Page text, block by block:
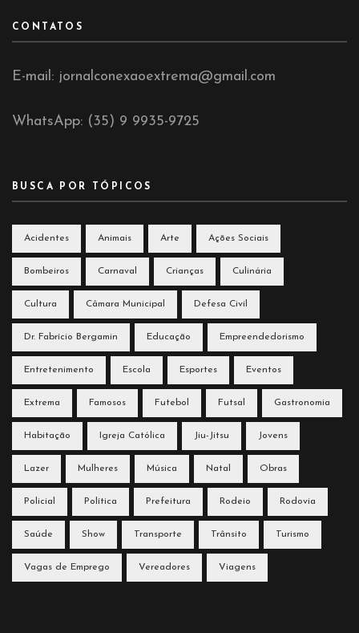
CONTATOS
E-mail: jornalconexaoextrema@gmail.com
WhatsApp: (35) 9 9935-9725
BUSCA POR TÓPICOS
Acidentes Animais Arte Ações Sociais
Bombeiros Carnaval Crianças Culinária
Cultura Câmara Municipal Defesa Civil
Dr. Fabrício Bergamin Educação Empreendedorismo
Entretenimento Escola Esportes Eventos
Extrema Famosos Futebol Futsal Gastronomia
Habitação Igreja Católica Jiu-Jitsu Jovens
Lazer Mulheres Música Natal Obras
Policial Política Prefeitura Rodeio Rodovia
Saúde Show Transporte Trânsito Turismo
Vagas de Emprego Vereadores Viagens